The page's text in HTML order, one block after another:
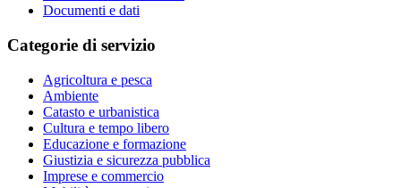
Documenti e dati
Categorie di servizio
Agricoltura e pesca
Ambiente
Catasto e urbanistica
Cultura e tempo libero
Educazione e formazione
Giustizia e sicurezza pubblica
Imprese e commercio